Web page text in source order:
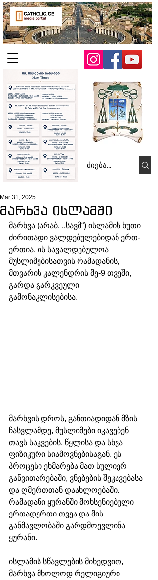
მარხვა ისლამში
Mar 31, 2025
მარხვა (არაბ. ,,სავმ“) ისლამის ხუთი
ძირითადი ვალდებულებიდან ერთ-
ერთია. ის სავალდებულოა
მუსლიმებისათვის რამადანის,
მთვარის კალენდრის მე-9 თვეში,
გარდა გარკვეული
გამონაკლისებისა.
მარხვის დროს, განთიადიდან მზის
ჩასვლამდე, მუსლიმები იკავებენ
თავს საკვების, წყლისა და სხვა
ფიზიკური სიამოვნებისაგან. ეს
პროცესი ეხმარება მათ სულიერ
განვითარებაში, ვნებების შეკავებასა
და ღმერთთან დაახლოებაში.
რამადანი ყურანში მოხსენიებული
ერთადერთი თვეა და მის
განმავლობაში გარდმოევლინა
ყურანი.
ისლამის სწავლების მიხედვით,
მარხვა მხოლოდ რელიგიური